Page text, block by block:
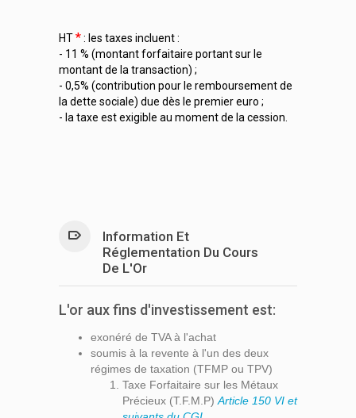
HT*: les taxes incluent :
- 11 % (montant forfaitaire portant sur le
montant de la transaction) ;
- 0,5% (contribution pour le remboursement de
la dette sociale) due dès le premier euro ;
- la taxe est exigible au moment de la cession.
Information Et
Réglementation Du Cours
De L'Or
L'or aux fins d'investissement est:
exonéré de TVA à l'achat
soumis à la revente à l'un des deux
régimes de taxation (TFMP ou TPV)
Taxe Forfaitaire sur les Métaux
Précieux (T.F.M.P) Article 150 VI et